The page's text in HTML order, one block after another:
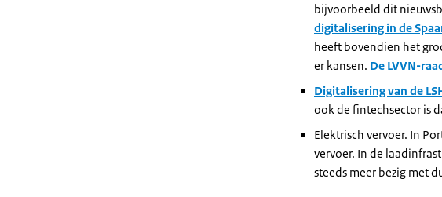
bijvoorbeeld dit
digitalisering in de
heeft bovendien het
er kansen. De LVVN-
Digitalisering van de
ook de fintechsector is
Elektrisch vervoer. In
vervoer. In de
steeds meer bezig met